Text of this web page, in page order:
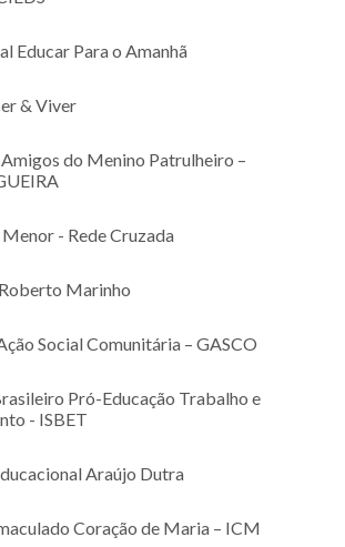
Educar Para o Amanhã
& Viver
do Menino Patrulheiro –
- Rede Cruzada
Marinho
Social Comunitária – GASCO
Pró-Educação Trabalho e
- ISBET
Araújo Dutra
Coração de Maria – ICM